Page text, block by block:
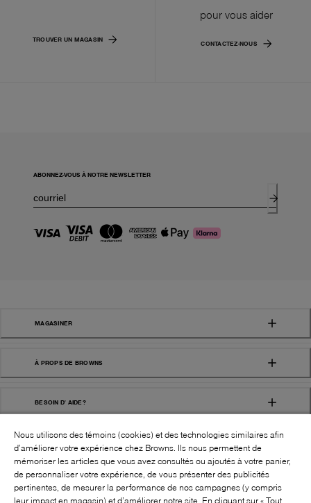
TROUVER UN MAGASIN
pour vous aider
CONTACTEZ-NOUS
ABONNEZ-VOUS À NOTRE NEWSLETTER
MAGASINER
À PROPS DE BROWNS
BESOIN D' AIDE?
Nous utilisons des témoins (cookies) et des technologies similaires afin
d’améliorer votre expérience chez Browns. Ils nous permettent de
mémoriser les articles que vous avez consultés ou ajoutés à votre panier,
de personnaliser votre expérience, de vous présenter des publicités
pertinentes, de mesurer la performance de nos campagnes (y compris
leur impact en magasin) et d’améliorer notre site. En cliquant sur « Tout